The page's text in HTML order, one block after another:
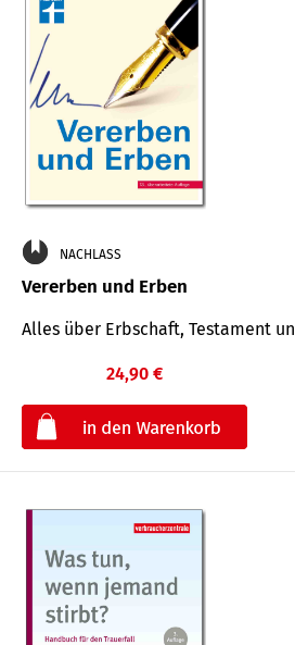
NACHLASS
Vererben und Erben
Alles über Erbschaft, Testament
24,90 €